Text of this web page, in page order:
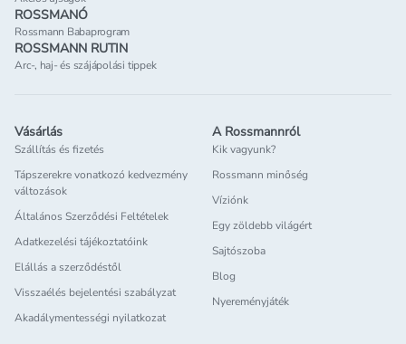
ROSSMANÓ
Rossmann Babaprogram
ROSSMANN RUTIN
Arc-, haj- és szájápolási tippek
Vásárlás
Szállítás és fizetés
Tápszerekre vonatkozó kedvezmény
változások
Általános Szerződési Feltételek
Adatkezelési tájékoztatóink
Elállás a szerződéstől
Visszaélés bejelentési szabályzat
Akadálymentességi nyilatkozat
A Rossmannról
Kik vagyunk?
Rossmann minőség
Víziónk
Egy zöldebb világért
Sajtószoba
Blog
Nyereményjáték